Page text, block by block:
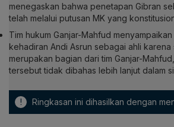
menegaskan bahwa penetapan Gibran
telah melalui putusan MK yang
Tim hukum Ganjar-Mahfud
kehadiran Andi Asrun sebagai ahli karena
merupakan bagian dari tim Ganjar-
tersebut tidak dibahas lebih lanjut dalam
! Ringkasan ini dihasilkan dengan